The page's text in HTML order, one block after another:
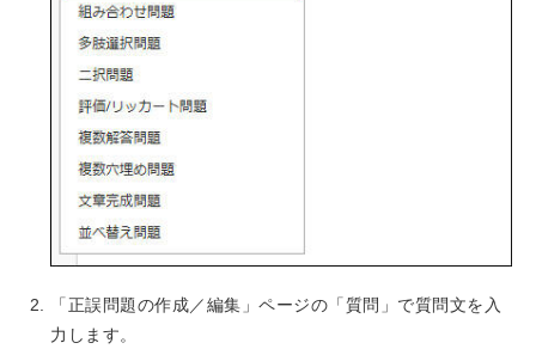
「正誤問題の作成／編集」ページの「質問」で質問文を入
力します。